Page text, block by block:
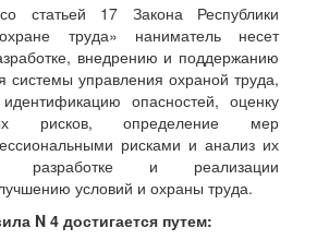
статьей 17 Закона Республики
труда» наниматель несет
внедрению и поддержанию
системы управления охраной труда,
опасностей, оценку
рисков, определение мер
рисками и анализ их
разработке и реализации
условий и охраны труда.
N 4 достигается путем: